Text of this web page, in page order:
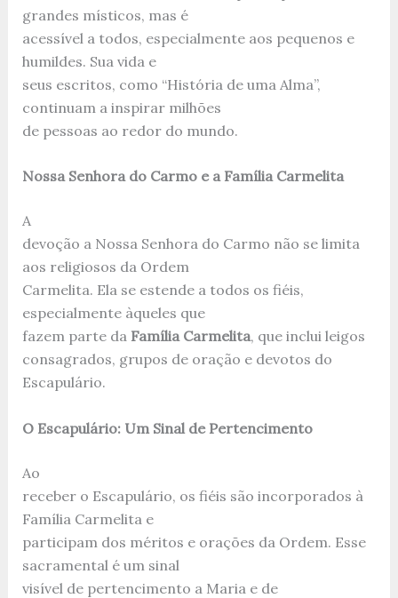
grandes místicos, mas é
acessível a todos, especialmente aos pequenos e
humildes. Sua vida e
seus escritos, como “História de uma Alma”,
continuam a inspirar milhões
de pessoas ao redor do mundo.
Nossa Senhora do Carmo e a Família Carmelita
A
devoção a Nossa Senhora do Carmo não se limita
aos religiosos da Ordem
Carmelita. Ela se estende a todos os fiéis,
especialmente àqueles que
fazem parte da Família Carmelita, que inclui leigos
consagrados, grupos de oração e devotos do
Escapulário.
O Escapulário: Um Sinal de Pertencimento
Ao
receber o Escapulário, os fiéis são incorporados à
Família Carmelita e
participam dos méritos e orações da Ordem. Esse
sacramental é um sinal
visível de pertencimento a Maria e de